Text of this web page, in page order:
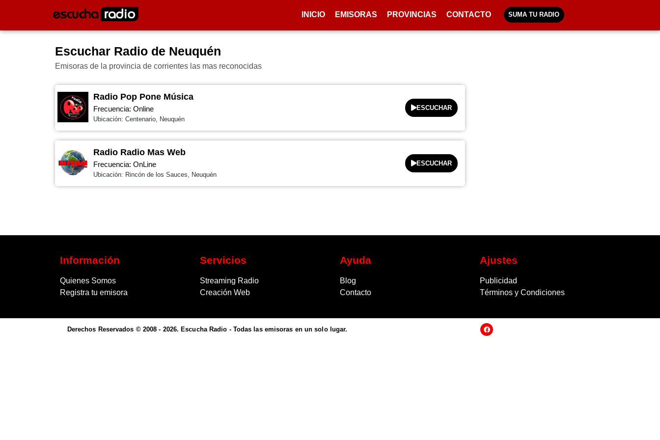
INICIO EMISORAS PROVINCIAS CONTACTO SUMA TU RADIO
Escuchar Radio de Neuquén
Emisoras de la provincia de corrientes las mas reconocidas
Radio Pop Pone Música
Frecuencia: Online
Ubicación: Centenario, Neuquén
ESCUCHAR
Radio Radio Mas Web
Frecuencia: OnLine
Ubicación: Rincón de los Sauces, Neuquén
ESCUCHAR
Información
Quienes Somos
Registra tu emisora
Servicios
Streaming Radio
Creación Web
Ayuda
Blog
Contacto
Ajustes
Publicidad
Términos y Condiciones
Derechos Reservados © 2008 - 2026. Escucha Radio - Todas las emisoras en un solo lugar.